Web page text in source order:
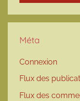
Méta
Connexion
Flux des
Flux des